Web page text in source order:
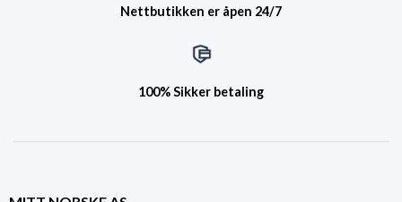
Nettbutikken er åpen 24/7
100% Sikker betaling